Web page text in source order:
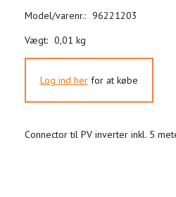
Model/varenr.: 96221203
Vægt: 0,01 kg
Log ind her for at købe
Connector til PV inverter inkl. 5